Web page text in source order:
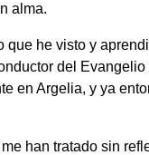
alma.
que he visto y
del
en Argelia, y ya
han tratado sin